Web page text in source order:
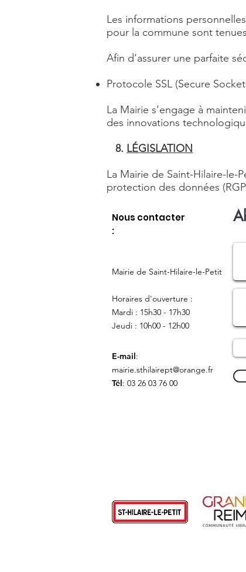
Les informations
pour la commune sont
Afin d’assurer une parfaite
Protocole SSL (Secure
La Mairie s’engage à
des innovations
8. LÉGISLATION
La Mairie de Saint-Hilaire-le-
protection des données
Nous contacter
:
Mairie de Saint-Hilaire-le-Petit
Horaires d'ouverture :
Mardi : 15h30 - 17h30
Jeudi : 10h00 - 12h00
E-mail:
mairie.sthilairept@orange.fr
Tél: 03 26 03 76 00